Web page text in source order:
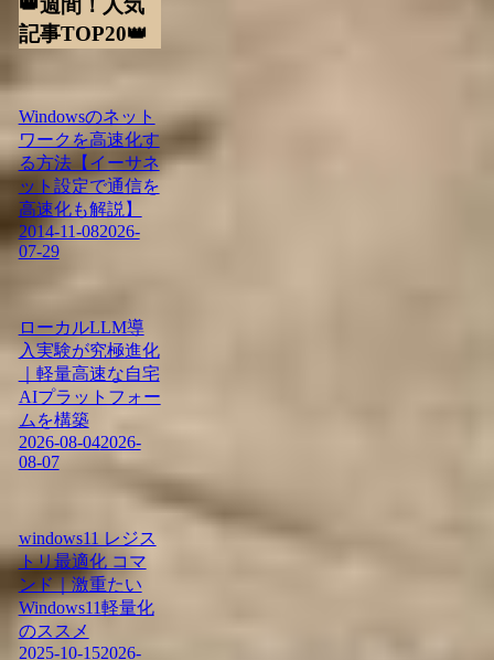
記事TOP20👑
Windowsのネット
ワークを高速化す
る方法【イーサネ
ット設定で通信を
高速化も解説】
2014-11-082026-
07-29
ローカルLLM導
入実験が究極進化
｜軽量高速な自宅
AIプラットフォー
ムを構築
2026-08-042026-
08-07
windows11 レジス
トリ最適化 コマ
ンド｜激重たい
Windows11軽量化
のススメ
2025-10-152026-